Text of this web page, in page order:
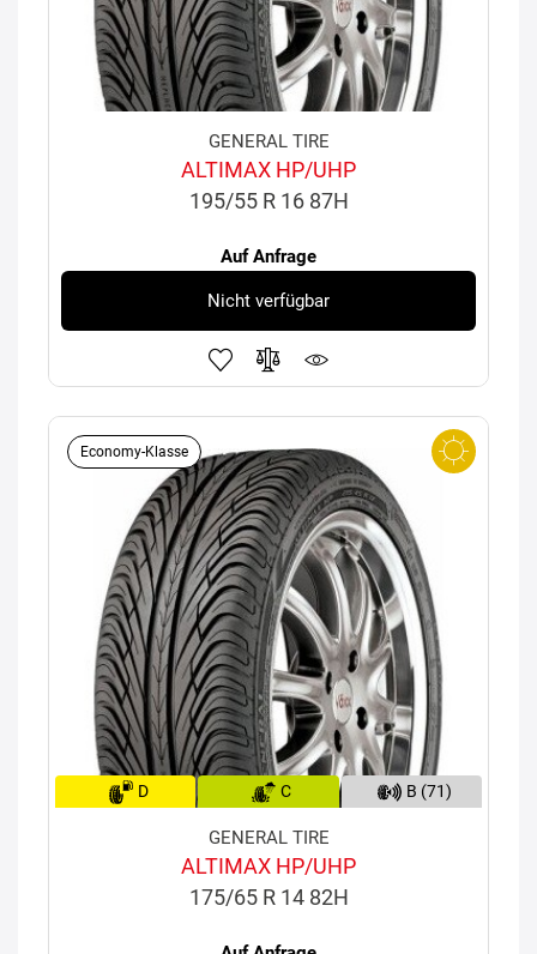
GENERAL TIRE
ALTIMAX HP/UHP
195/55 R 16 87H
Auf Anfrage
Nicht verfügbar
Economy-Klasse
D C B (71)
GENERAL TIRE
ALTIMAX HP/UHP
175/65 R 14 82H